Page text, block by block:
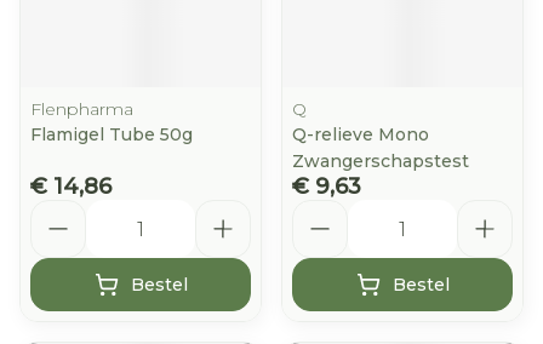
Flenpharma
Flamigel Tube 50g
€ 14,86
Bestel
Q
Q-relieve Mono
Zwangerschapstest
€ 9,63
Bestel